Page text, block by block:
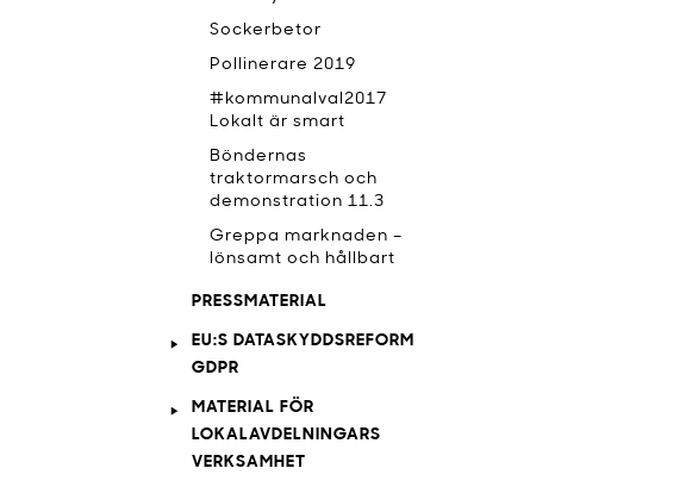
Sockerbetor
Pollinerare 2019
#kommunalval2017
Lokalt är smart
Böndernas
traktormarsch och
demonstration 11.3
Greppa marknaden –
lönsamt och hållbart
PRESSMATERIAL
EU:S DATASKYDDSREFORM
GDPR
MATERIAL FÖR
LOKALAVDELNINGARS
VERKSAMHET